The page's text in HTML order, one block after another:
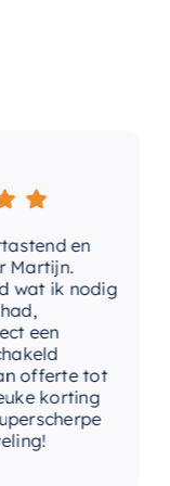
en
ik nodig
tot